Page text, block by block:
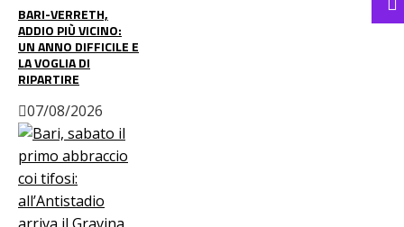
BARI-VERRETH,
ADDIO PIÙ VICINO:
UN ANNO DIFFICILE E
LA VOGLIA DI
RIPARTIRE
07/08/2026